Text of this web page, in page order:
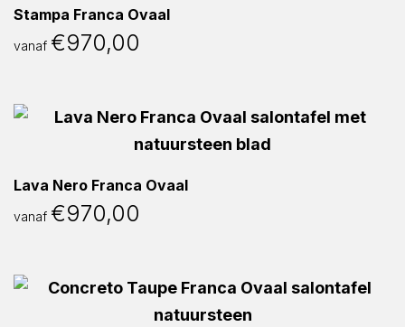
Stampa Franca Ovaal
vanaf €970,00
Lava Nero Franca Ovaal
vanaf €970,00